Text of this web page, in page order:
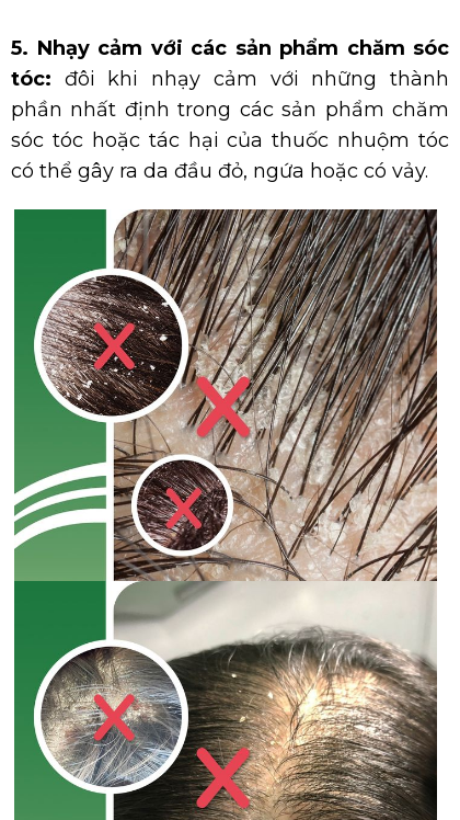
5. Nhạy cảm với các sản phẩm chăm sóc
tóc: đôi khi nhạy cảm với những thành
phần nhất định trong các sản phẩm chăm
sóc tóc hoặc tác hại của thuốc nhuộm tóc
có thể gây ra da đầu đỏ, ngứa hoặc có vảy.